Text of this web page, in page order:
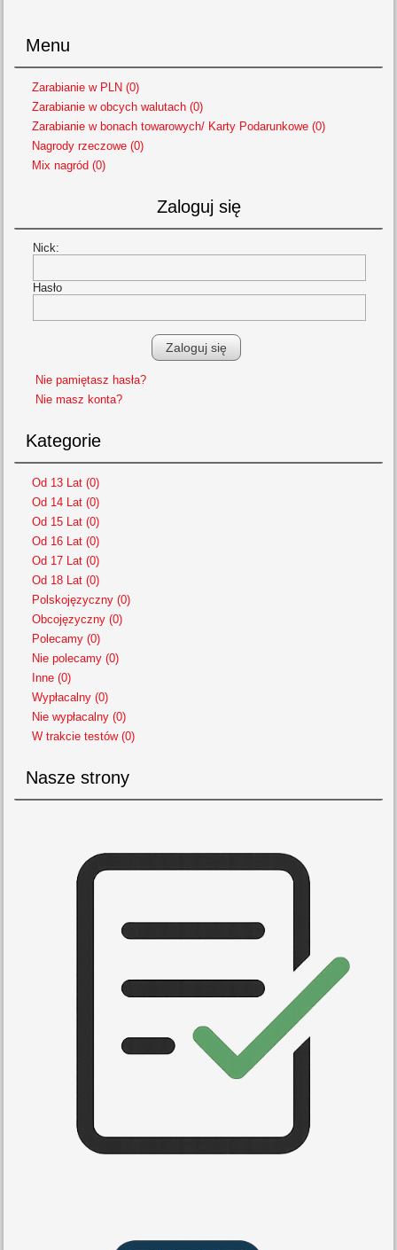
Menu
Zarabianie w PLN (0)
Zarabianie w obcych walutach (0)
Zarabianie w bonach towarowych/ Karty Podarunkowe (0)
Nagrody rzeczowe (0)
Mix nagród (0)
Zaloguj się
Nick:
Hasło
Nie pamiętasz hasła?
Nie masz konta?
Kategorie
Od 13 Lat (0)
Od 14 Lat (0)
Od 15 Lat (0)
Od 16 Lat (0)
Od 17 Lat (0)
Od 18 Lat (0)
Polskojęzyczny (0)
Obcojęzyczny (0)
Polecamy (0)
Nie polecamy (0)
Inne (0)
Wypłacalny (0)
Nie wypłacalny (0)
W trakcie testów (0)
Nasze strony